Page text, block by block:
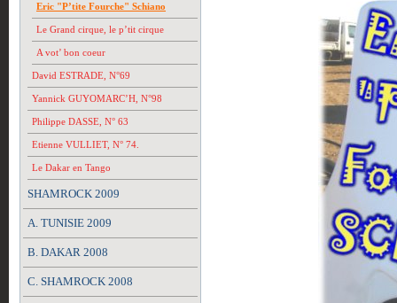
Eric "P’tite Fourche" Schiano
Le Grand cirque, le p’tit cirque
A vot’ bon coeur
David ESTRADE, N°69
Yannick GUYOMARC’H, N°98
Philippe DASSE, N° 63
Etienne VULLIET, N° 74.
Le Dakar en Tango
SHAMROCK 2009
A. TUNISIE 2009
B. DAKAR 2008
C. SHAMROCK 2008